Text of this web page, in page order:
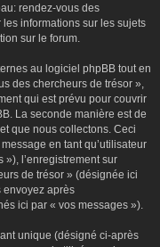
rendez-vous des
informations sur les sujets
sur le forum.
au logiciel phpBB tout en
des chercheurs de trésor »,
qui est prévu pour couvrir
La seconde manière est de
que nous collectons. Ceci
en tant qu’utilisateur
l’enregistrement sur
de trésor » (désignée ici
envoyez après
ici par « vos messages »).
unique (désigné ci-après